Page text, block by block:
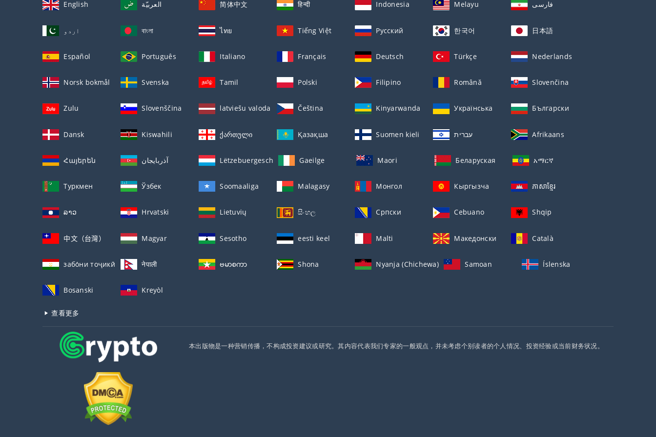
English العربيّة 简体中文 हिन्दी Indonesia Melayu فارسی
اردو বাংলা ไทย Tiếng Việt Русский 한국어 日本語
Español Português Italiano Français Deutsch Türkçe Nederlands
Norsk bokmål Svenska Tamil Polski Filipino Română Slovenčina
Zulu Slovenščina latviešu valoda Čeština Kinyarwanda Українська Български
Dansk Kiswahili ქართული Қазақша Suomen kieli עברית Afrikaans
Հայերեն آذربايجان Lëtzebuergesch Gaeilge Maori Беларуская አማርኛ
Туркмен Ўзбек Soomaaliga Malagasy Монгол Кыргызча ភាសាខ្មែរ
ລາວ Hrvatski Lietuvių සිංහල Српски Cebuano Shqip
中文（台灣） Magyar Sesotho eesti keel Malti Македонски Català
забо́ни тоҷикӣ́ नेपाली ဗမာစကာ Shona Nyanja (Chichewa) Samoan Íslenska
Bosanski Kreyòl
查看更多
本出版物是一种营销传播，不构成投资建议或研究。其内容代表我们专家的一般观点，并未考虑个别读者的个人情况、投资经验或当前财务状况。